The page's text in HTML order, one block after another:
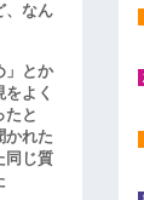
、なん
」とか
をよく
たと
かれた
同じ質